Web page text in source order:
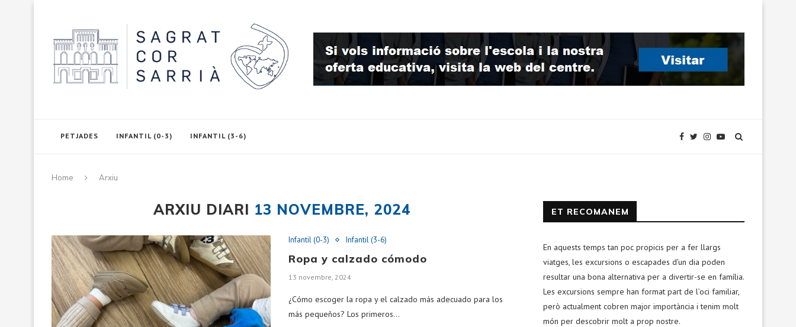
PETJADES INFANTIL (0-3) INFANTIL (3-6)
Home Arxiu
ARXIU DIARI 13 NOVEMBRE, 2024
Infantil (0-3) Infantil (3-6)
Ropa y calzado cómodo
13 novembre, 2024
¿Cómo escoger la ropa y el calzado más adecuado para los
más pequeños? Los primeros…
ET RECOMANEM
En aquests temps tan poc propicis per a fer llargs
viatges, les excursions o escapades d’un dia poden
resultar una bona alternativa per a divertir-se en família.
Les excursions sempre han format part de l’oci familiar,
però actualment cobren major importància i tenim molt
món per descobrir molt a prop nostre.